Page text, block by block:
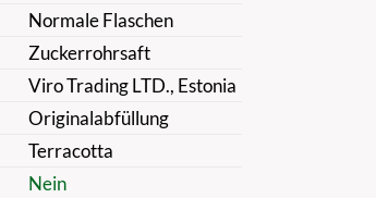
Normale Flaschen
Zuckerrohrsaft
Viro Trading LTD., Estonia
Originalabfüllung
Terracotta
Nein